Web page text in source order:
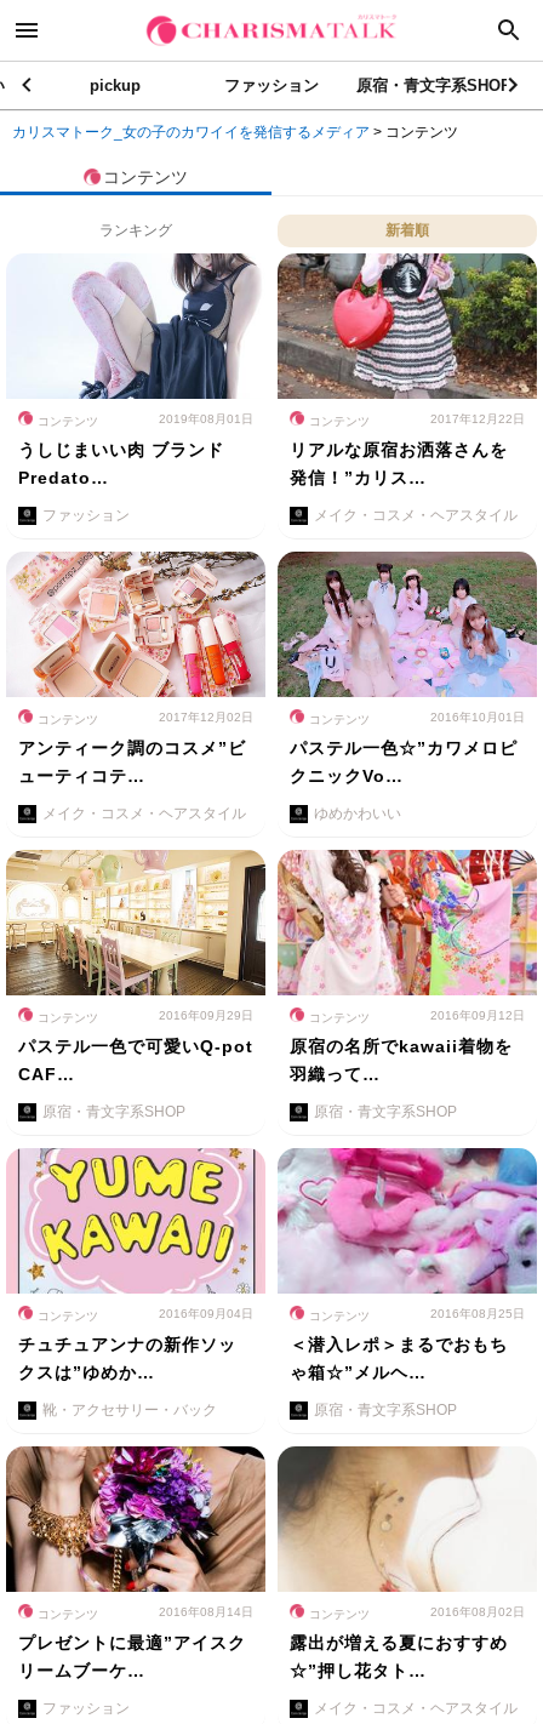
pickup ファッション 原宿・青文字系SHOP
カリスマトーク_女の子のカワイイを発信するメディア > コンテンツ
コンテンツ
ランキング 新着順
コンテンツ 2019年08月01日
うしじまいい肉 ブランド
Predato…
ファッション
コンテンツ 2017年12月22日
リアルな原宿お洒落さんを
発信！”カリス…
メイク・コスメ・ヘアスタイル
コンテンツ 2017年12月02日
アンティーク調のコスメ”ビ
ューティコテ…
メイク・コスメ・ヘアスタイル
コンテンツ 2016年10月01日
パステル一色☆”カワメロピ
クニックVo…
ゆめかわいい
コンテンツ 2016年09月29日
パステル一色で可愛いQ-pot
CAF…
原宿・青文字系SHOP
コンテンツ 2016年09月12日
原宿の名所でkawaii着物を
羽織って…
原宿・青文字系SHOP
コンテンツ 2016年09月04日
チュチュアンナの新作ソッ
クスは”ゆめか…
靴・アクセサリー・バック
コンテンツ 2016年08月25日
＜潜入レポ＞まるでおもち
ゃ箱☆”メルヘ…
原宿・青文字系SHOP
コンテンツ 2016年08月14日
プレゼントに最適”アイスク
リームブーケ…
ファッション
コンテンツ 2016年08月02日
露出が増える夏におすすめ
☆”押し花タト…
メイク・コスメ・ヘアスタイル